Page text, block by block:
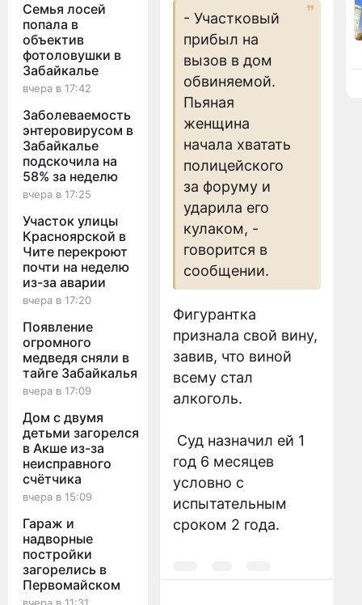
Семья лосей
попала в
объектив
фотоловушки в
Забайкалье
вчера в 17:42
Заболеваемость
энтеровирусом в
Забайкалье
подскочила на
58% за неделю
вчера в 17:25
Участок улицы
Красноярской в
Чите перекроют
почти на неделю
из-за аварии
вчера в 17:20
Появление
огромного
медведя сняли в
тайге Забайкалья
вчера в 17:09
Дом с двумя
детьми загорелся
в Акше из-за
неисправного
счётчика
вчера в 15:09
Гараж и
надворные
постройки
загорелись в
Первомайском
- Участковый
прибыл на
вызов в дом
обвиняемой.
Пьяная
женщина
начала хватать
полицейского
за форуму и
ударила его
кулаком, -
говорится в
сообщении.
Фигурантка
признала свой вину,
завив, что виной
всему стал
алкоголь.
Суд назначил ей 1
год 6 месяцев
условно с
испытательным
сроком 2 года.